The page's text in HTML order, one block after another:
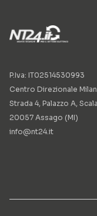
P.Iva: IT02514530993
Centro Direzionale
Strada 4, Palazzo A,
20057 Assago (MI)
info@nt24.it